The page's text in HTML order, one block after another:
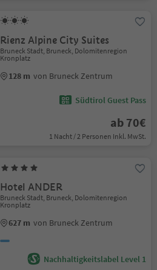
Rienz Alpine City Suites
Bruneck Stadt, Bruneck, Dolomitenregion
Kronplatz
128 m von Bruneck Zentrum
Südtirol Guest Pass
ab 70€
1 Nacht / 2 Personen Inkl. MwSt.
Hotel ANDER
Bruneck Stadt, Bruneck, Dolomitenregion
Kronplatz
627 m von Bruneck Zentrum
Nachhaltigkeitslabel Level 1